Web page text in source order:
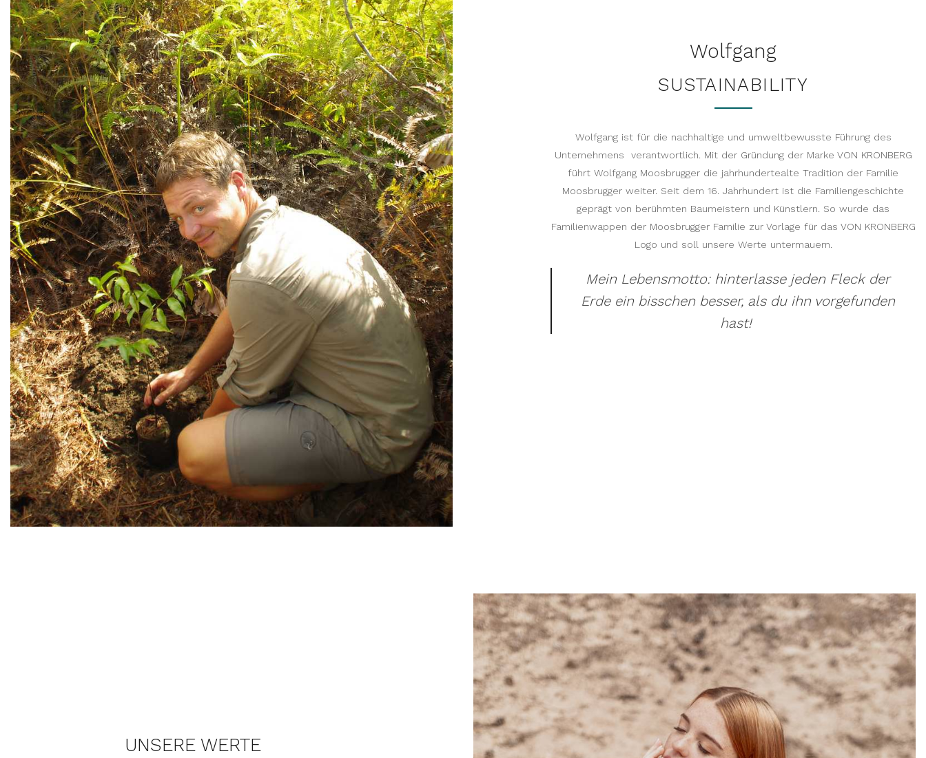
Wolfgang
SUSTAINABILITY
Wolfgang ist für die nachhaltige und umweltbewusste Führung des
Unternehmens verantwortlich. Mit der Gründung der Marke VON KRONBERG
führt Wolfgang Moosbrugger die jahrhundertealte Tradition der Familie
Moosbrugger weiter. Seit dem 16. Jahrhundert ist die Familiengeschichte
geprägt von berühmten Baumeistern und Künstlern. So wurde das
Familienwappen der Moosbrugger Familie zur Vorlage für das VON KRONBERG
Logo und soll unsere Werte untermauern.
Mein Lebensmotto: hinterlasse jeden Fleck der
Erde ein bisschen besser, als du ihn vorgefunden
hast!
UNSERE WERTE